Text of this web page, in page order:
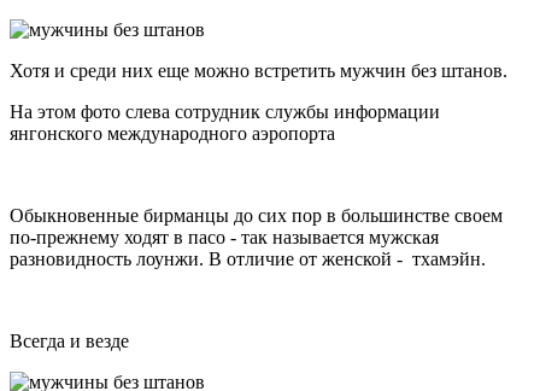
Хотя и среди них еще можно встретить мужчин без штанов.
На этом фото слева сотрудник службы информации
янгонского международного аэропорта
Обыкновенные бирманцы до сих пор в большинстве своем
по-прежнему ходят в пасо - так называется мужская
разновидность лоунжи. В отличие от женской - тхамэйн.
Всегда и везде